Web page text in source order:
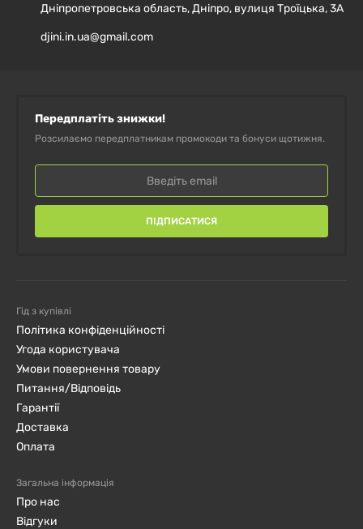
Дніпропетровська область, Дніпро, вулиця Троїцька, 3А
djini.in.ua@gmail.com
Передплатіть знижки!
Розсилаємо передплатникам промокоди та бонуси щотижня.
ПІДПИСАТИСЯ
Гід з купівлі
Політика конфіденційності
Угода користувача
Умови повернення товару
Питання/Відповідь
Гарантії
Доставка
Оплата
Загальна інформація
Про нас
Відгуки